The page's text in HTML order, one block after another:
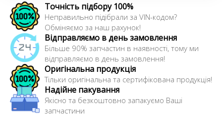
Точність підбору 100%
Неправильно підібрали за VIN-кодом?
Обміняємо за наш рахунок!
Відправляємо в день замовлення
Більше 90% запчастин в наявності, тому ми
відправляємо в день замовлення!
Оригінальна продукція
Тільки оригінальна та сертифікована продукція!
Надійне пакування
Якісно та безкоштовно запакуємо Ваші
запчастини